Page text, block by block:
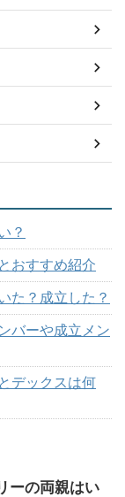
？
おすすめ紹介
た？成立した？
バーや成立メン
デックスは何
ーの両親はい